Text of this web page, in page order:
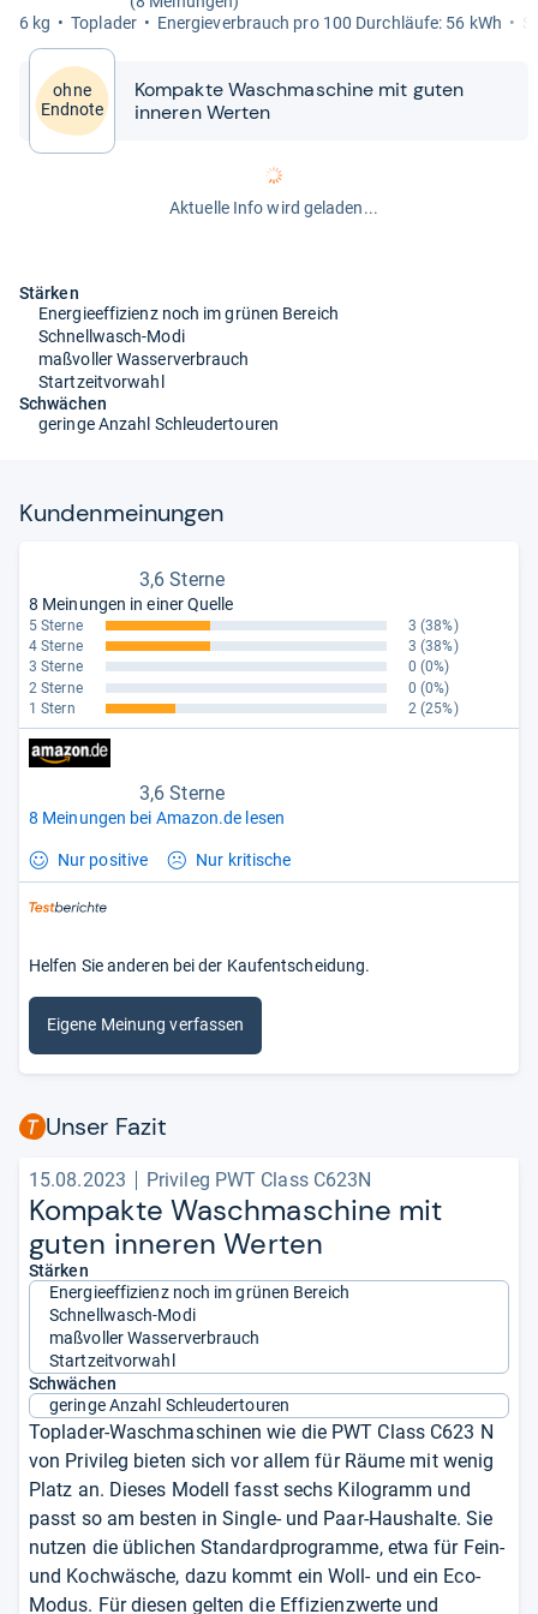
6 kg
Topla­der Ener­gie­ver­brauch pro 100 Durch­läufe: 56 kWh
ohne
Endnote
Kom­pakte Wasch­ma­schine mit guten
inne­ren Wer­ten
Aktuelle Info wird geladen...
Stärken
Energieeffizienz noch im grünen Bereich
Schnellwasch-Modi
maßvoller Wasserverbrauch
Startzeitvorwahl
Schwächen
geringe Anzahl Schleudertouren
Kun­den­mei­nun­gen
3,6 Sterne
8 Meinungen in einer Quelle
5 Sterne 3 (38%)
4 Sterne
3 (38%)
3 Sterne
0 (0%)
2 Sterne
0 (0%)
1 Stern
2 (25%)
3,6 Sterne
8 Meinungen bei Amazon.de lesen
Nur positive Nur kritische
Helfen Sie anderen bei der Kaufentscheidung.
Eigene Meinung verfassen
Unser Fazit
15.08.2023 Privileg PWT Class C623N
Kom­pakte Wasch­ma­schine mit
guten inne­ren Wer­ten
Stärken
Energieeffizienz noch im grünen Bereich
Schnellwasch-Modi
maßvoller Wasserverbrauch
Startzeitvorwahl
Schwächen
geringe Anzahl Schleudertouren
Toplader-Waschmaschinen wie die PWT Class C623 N
von Privileg bieten sich vor allem für Räume mit wenig
Platz an. Dieses Modell fasst sechs Kilogramm und
passt so am besten in Single- und Paar-Haushalte. Sie
nutzen die üblichen Standardprogramme, etwa für Fein-
und Kochwäsche, dazu kommt ein Woll- und ein Eco-
Modus. Für diesen gelten die Effizienzwerte und